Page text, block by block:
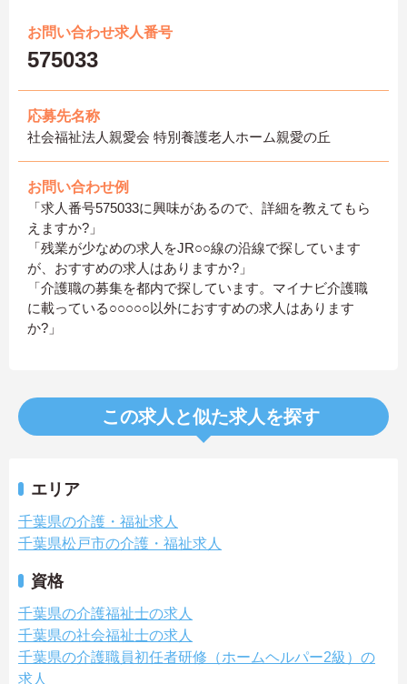
お問い合わせ求人番号
575033
応募先名称
社会福祉法人親愛会 特別養護老人ホーム親愛の丘
お問い合わせ例
「求人番号575033に興味があるので、詳細を教えてもら
えますか?」
「残業が少なめの求人をJR○○線の沿線で探しています
が、おすすめの求人はありますか?」
「介護職の募集を都内で探しています。マイナビ介護職
に載っている○○○○○以外におすすめの求人はあります
か?」
この求人と似た求人を探す
エリア
千葉県の介護・福祉求人
千葉県松戸市の介護・福祉求人
資格
千葉県の介護福祉士の求人
千葉県の社会福祉士の求人
千葉県の介護職員初任者研修（ホームヘルパー2級）の
求人